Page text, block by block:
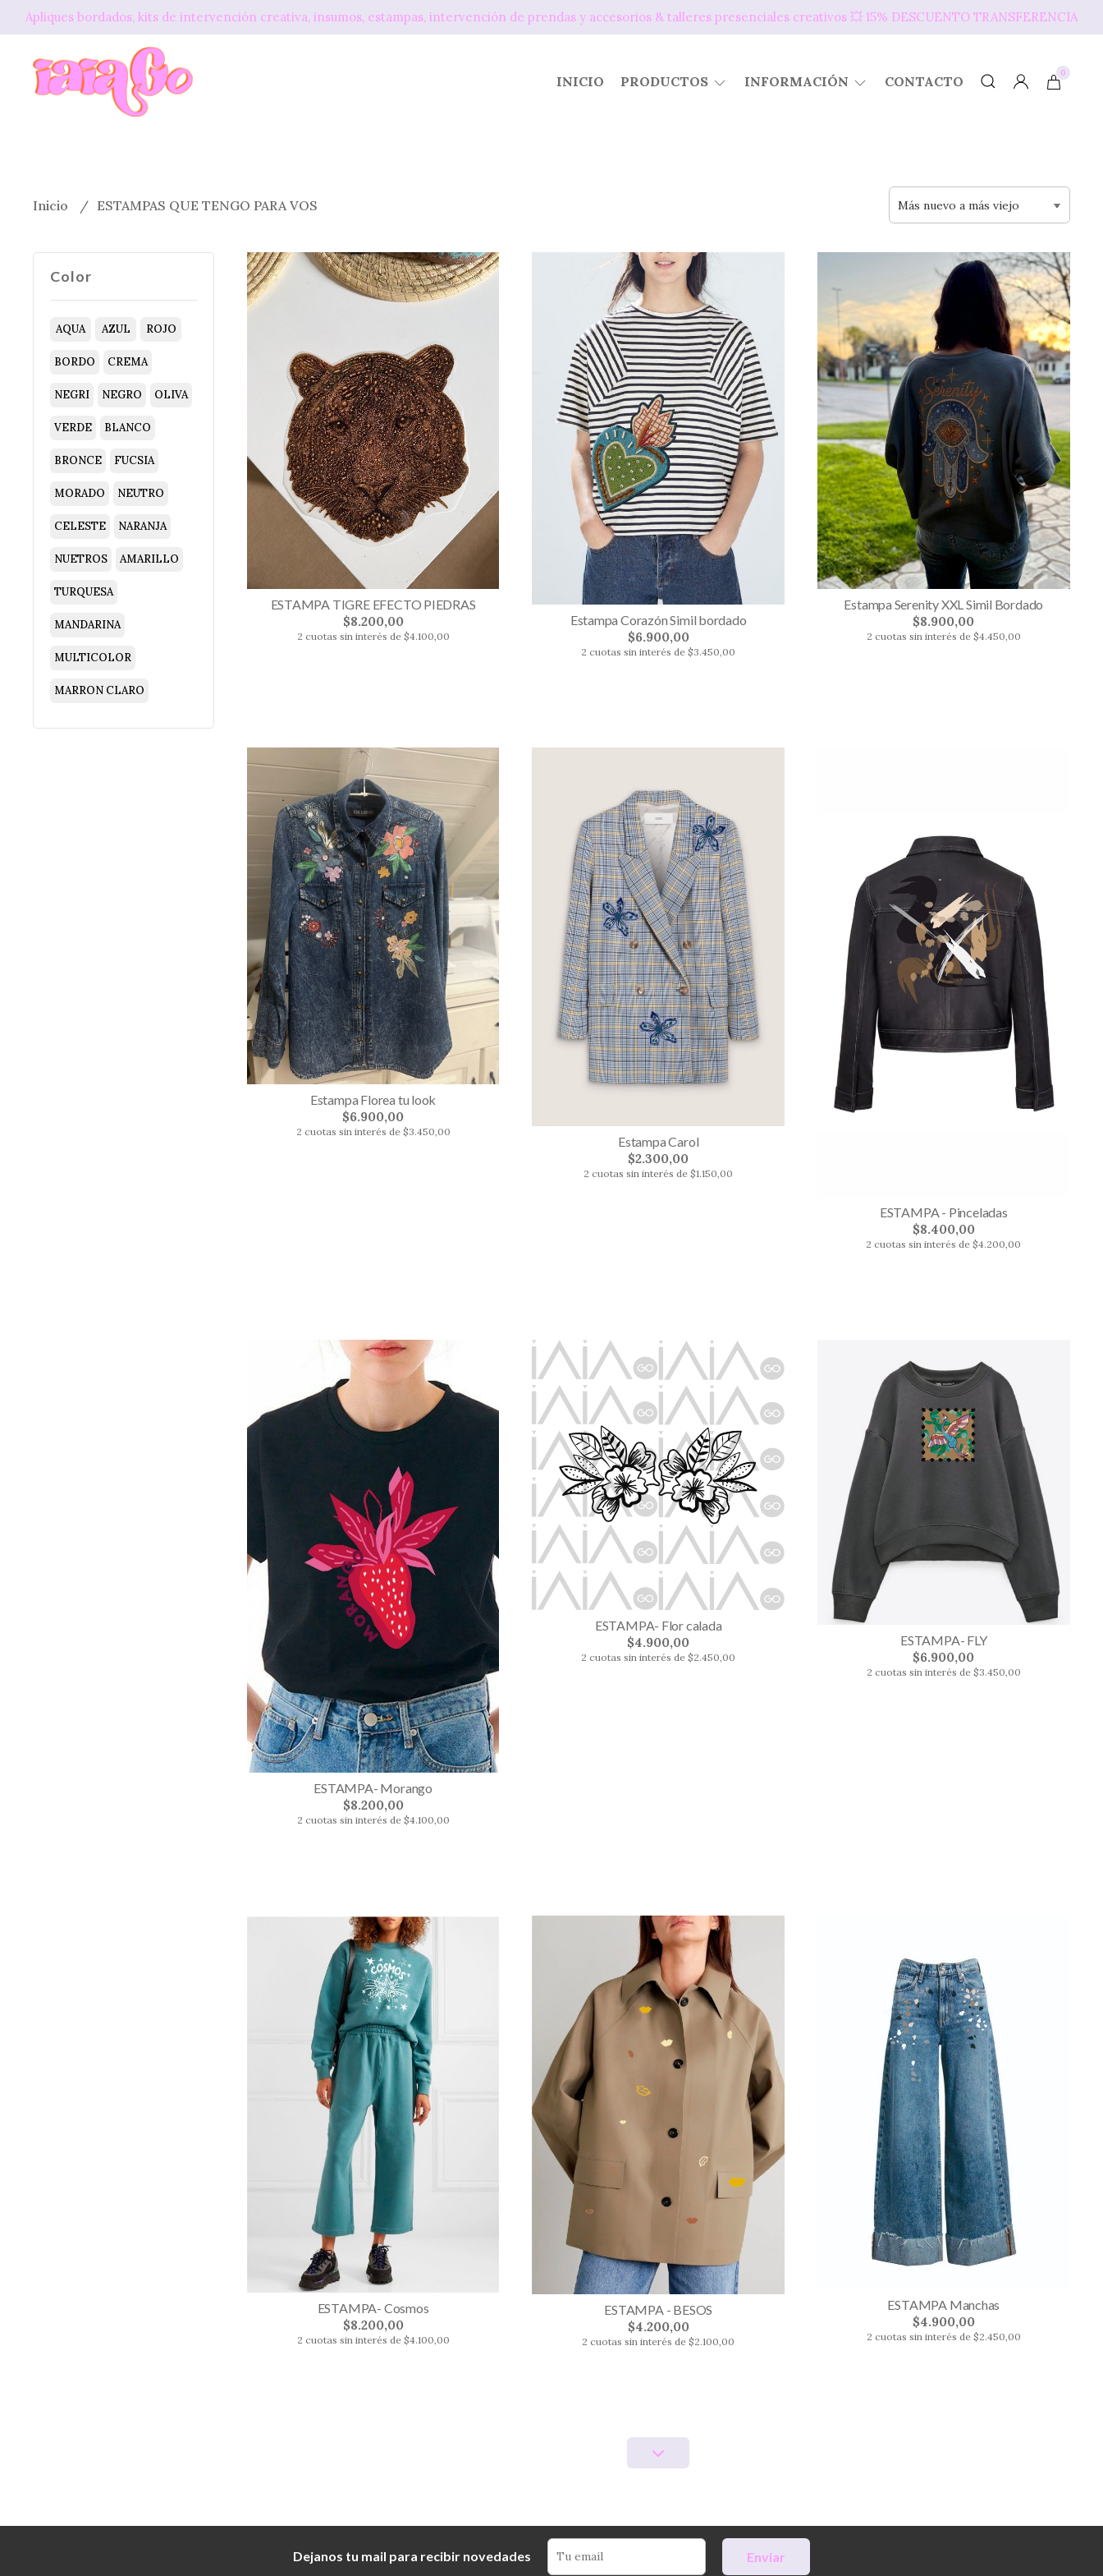
Apliques bordados, kits de intervención creativa, insumos, estampas, intervención de prendas y accesorios & talleres presenciales creativos 💥​ 15% DESCUENTO TRANSFERENCIA
INICIO PRODUCTOS INFORMACIÓN CONTACTO
0
Inicio ESTAMPAS QUE TENGO PARA VOS
Color
AQUA AZUL ROJO
BORDO CREMA
NEGRI NEGRO OLIVA
VERDE BLANCO
BRONCE FUCSIA
MORADO NEUTRO
CELESTE NARANJA
NUETROS AMARILLO
TURQUESA
MANDARINA
MULTICOLOR
MARRON CLARO
ESTAMPA TIGRE EFECTO PIEDRAS
$8.200,00
2 cuotas sin interés de $4.100,00
Estampa Corazón Simil bordado
$6.900,00
2 cuotas sin interés de $3.450,00
Estampa Serenity XXL Simil Bordado
$8.900,00
2 cuotas sin interés de $4.450,00
Estampa Florea tu look
$6.900,00
2 cuotas sin interés de $3.450,00
Estampa Carol
$2.300,00
2 cuotas sin interés de $1.150,00
ESTAMPA - Pinceladas
$8.400,00
2 cuotas sin interés de $4.200,00
ESTAMPA- Morango
$8.200,00
2 cuotas sin interés de $4.100,00
ESTAMPA- Flor calada
$4.900,00
2 cuotas sin interés de $2.450,00
ESTAMPA- FLY
$6.900,00
2 cuotas sin interés de $3.450,00
ESTAMPA- Cosmos
$8.200,00
2 cuotas sin interés de $4.100,00
ESTAMPA - BESOS
$4.200,00
2 cuotas sin interés de $2.100,00
ESTAMPA Manchas
$4.900,00
2 cuotas sin interés de $2.450,00
Dejanos tu mail para recibir novedades Enviar